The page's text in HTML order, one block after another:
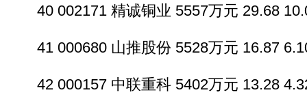
40 002171 精诚铜业 5557万元 29.68
41 000680 山推股份 5528万元 16.87
42 000157 中联重科 5402万元 13.28